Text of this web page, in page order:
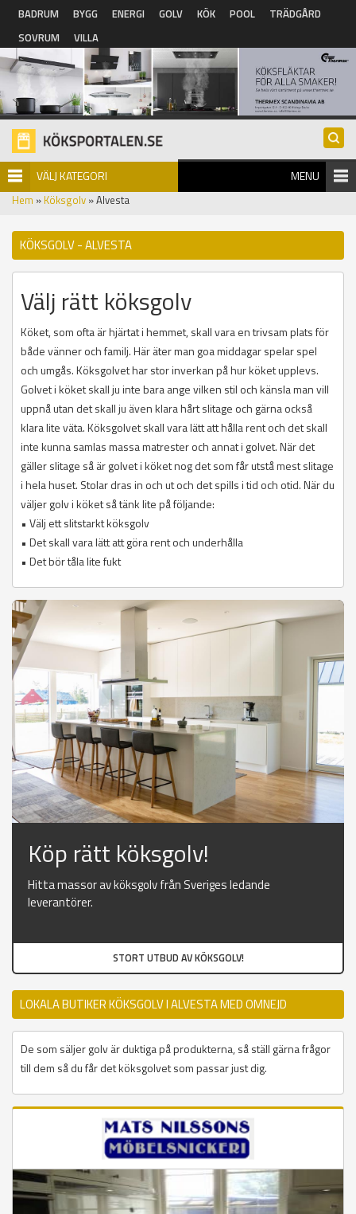
Hoppa till huvudinnehåll
BADRUM BYGG ENERGI GOLV KÖK POOL
TRÄDGÅRD
SOVRUM
VILLA
VÄLJ KATEGORI MENU
Hem » Köksgolv » Alvesta
KÖKSGOLV - ALVESTA
Välj rätt köksgolv
Köket, som ofta är hjärtat i hemmet, skall vara en trivsam plats för
både vänner och familj. Här äter man goa middagar spelar spel
och umgås. Köksgolvet har stor inverkan på hur köket upplevs.
Golvet i köket skall ju inte bara ange vilken stil och känsla man vill
uppnå utan det skall ju även klara hårt slitage och gärna också
klara lite väta. Köksgolvet skall vara lätt att hålla rent och det skall
inte kunna samlas massa matrester och annat i golvet. När det
gäller slitage så är golvet i köket nog det som får utstå mest slitage
i hela huset. Stolar dras in och ut och det spills i tid och otid. När du
väljer golv i köket så tänk lite på följande:
• Välj ett slitstarkt köksgolv
• Det skall vara lätt att göra rent och underhålla
• Det bör tåla lite fukt
Köp rätt köksgolv!
Hitta massor av köksgolv från Sveriges ledande
leverantörer.
STORT UTBUD AV KÖKSGOLV!
LOKALA BUTIKER KÖKSGOLV I ALVESTA MED OMNEJD
De som säljer golv är duktiga på produkterna, så ställ gärna frågor
till dem så du får det köksgolvet som passar just dig.